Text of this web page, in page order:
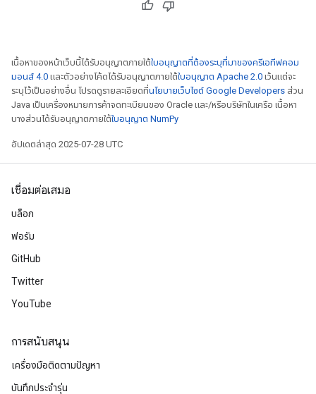
เนื้อหาของหน้าเว็บนี้ได้รับอนุญาตภายใต้ใบอนุญาตที่ต้องระบุที่มาของครีเอทีฟคอม
มอนส์ 4.0 และตัวอย่างโค้ดได้รับอนุญาตภายใต้ใบอนุญาต Apache 2.0 เว้นแต่จะ
ระบุไว้เป็นอย่างอื่น โปรดดูรายละเอียดที่นโยบายเว็บไซต์ Google Developers ส่วน
Java เป็นเครื่องหมายการค้าจดทะเบียนของ Oracle และ/หรือบริษัทในเครือ เนื้อหา
บางส่วนได้รับอนุญาตภายใต้ใบอนุญาต NumPy
อัปเดตล่าสุด 2025-07-28 UTC
เชื่อมต่อเสมอ
บล็อก
ฟอรัม
GitHub
Twitter
YouTube
การสนับสนุน
เครื่องมือติดตามปัญหา
บันทึกประจำรุ่น